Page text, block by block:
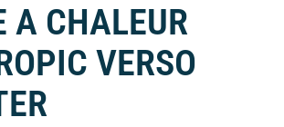
A CHALEUR
VERSO